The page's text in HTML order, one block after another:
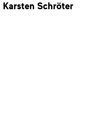
Karsten Schröter